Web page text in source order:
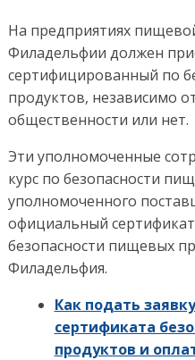
На предприятиях
Филадельфии должен
сертифицированный по
продуктов, независимо
общественности или нет.
Эти уполномоченные
курс по безопасности
уполномоченного
официальный
безопасности пищевых
Филадельфия.
Как подать
сертификата
продуктов и